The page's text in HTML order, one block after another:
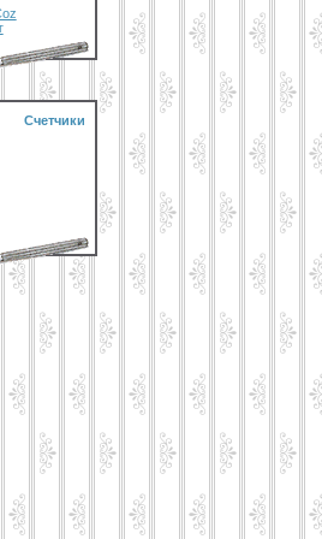
Счетчики